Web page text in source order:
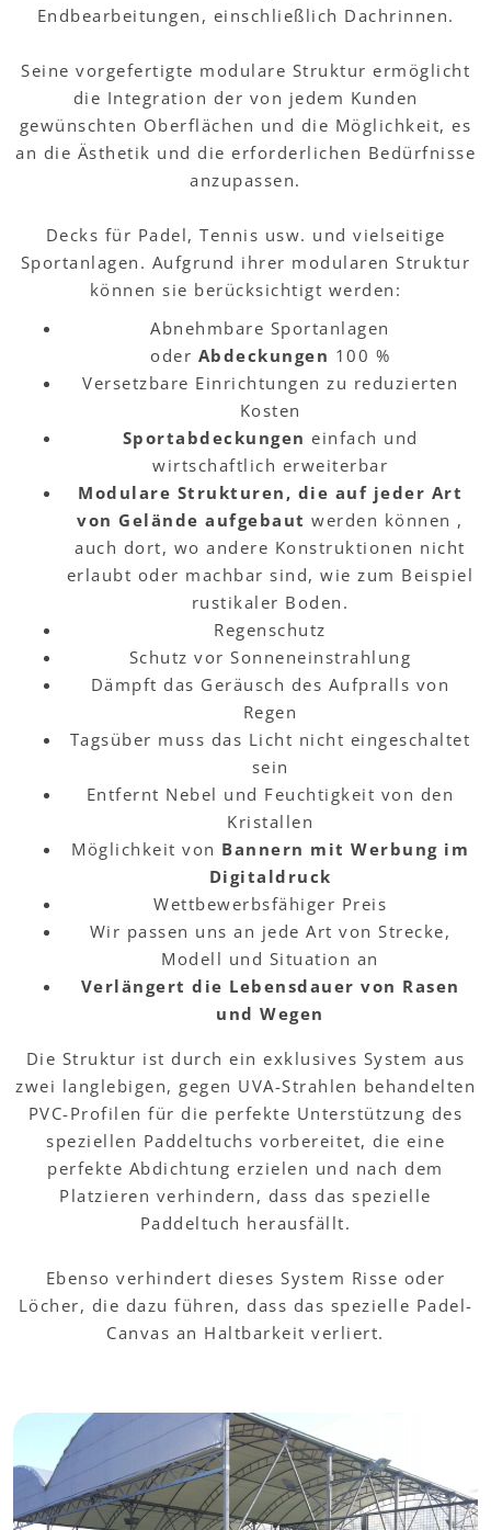
Endbearbeitungen, einschließlich Dachrinnen.
Seine vorgefertigte modulare Struktur ermöglicht
die Integration der von jedem Kunden
gewünschten Oberflächen und die Möglichkeit, es
an die Ästhetik und die erforderlichen Bedürfnisse
anzupassen.
Decks für Padel, Tennis usw. und vielseitige
Sportanlagen. Aufgrund ihrer modularen Struktur
können sie berücksichtigt werden:
Abnehmbare Sportanlagen
oder Abdeckungen 100 %
Versetzbare Einrichtungen zu reduzierten
Kosten
Sportabdeckungen einfach und
wirtschaftlich erweiterbar
Modulare Strukturen, die auf jeder Art
von Gelände aufgebaut werden können ,
auch dort, wo andere Konstruktionen nicht
erlaubt oder machbar sind, wie zum Beispiel
rustikaler Boden.
Regenschutz
Schutz vor Sonneneinstrahlung
Dämpft das Geräusch des Aufpralls von
Regen
Tagsüber muss das Licht nicht eingeschaltet
sein
Entfernt Nebel und Feuchtigkeit von den
Kristallen
Möglichkeit von Bannern mit Werbung im
Digitaldruck
Wettbewerbsfähiger Preis
Wir passen uns an jede Art von Strecke,
Modell und Situation an
Verlängert die Lebensdauer von Rasen
und Wegen
Die Struktur ist durch ein exklusives System aus
zwei langlebigen, gegen UVA-Strahlen behandelten
PVC-Profilen für die perfekte Unterstützung des
speziellen Paddeltuchs vorbereitet, die eine
perfekte Abdichtung erzielen und nach dem
Platzieren verhindern, dass das spezielle
Paddeltuch herausfällt.
Ebenso verhindert dieses System Risse oder
Löcher, die dazu führen, dass das spezielle Padel-
Canvas an Haltbarkeit verliert.